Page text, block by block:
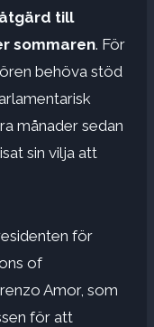
till
sommaren. För
behöva stöd
månader sedan
sin vilja att
för
of
Amor, som
för att